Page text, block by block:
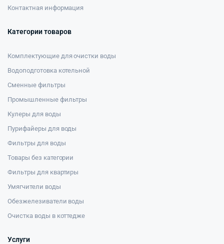
Контактная информация
Категории товаров
Комплектующие для очистки воды
Водоподготовка котельной
Сменные фильтры
Промышленные фильтры
Кулеры для воды
Пурифайеры для воды
Фильтры для воды
Товары без категории
Фильтры для квартиры
Умягчители воды
Обезжелезиватели воды
Очистка воды в коттедже
Услуги